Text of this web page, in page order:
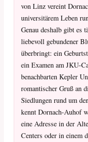
von Linz vereint
universitärem Leben
Genau deshalb gibt es
liebevoll gebundener
überbringt: ein
ein Examen am JKU-
benachbarten Kepler
romantischer Gruß an
Siedlungen rund um
kennt Dornach-Auhof
eine Adresse in der
Centers oder in einem